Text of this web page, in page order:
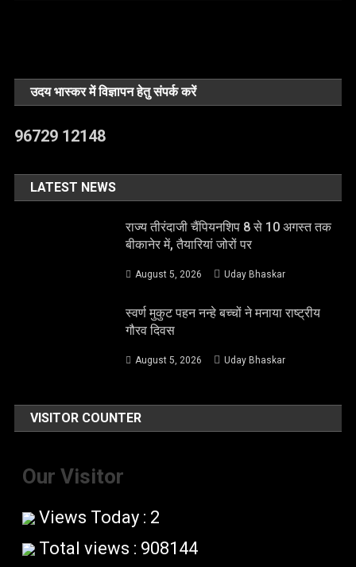
उदय भास्कर में विज्ञापन हेतु संपर्क करें
96729 12148
LATEST NEWS
राज्य तीरंदाजी चैंपियनशिप 8 से 10 अगस्त तक
बीकानेर में, तैयारियां जोरों पर
August 5, 2026 Uday Bhaskar
स्वर्ण मुकुट पहन नन्हे बच्चों ने मनाया राष्ट्रीय
गौरव दिवस
August 5, 2026 Uday Bhaskar
VISITOR COUNTER
Our Visitor
Views Today : 2
Total views : 908144